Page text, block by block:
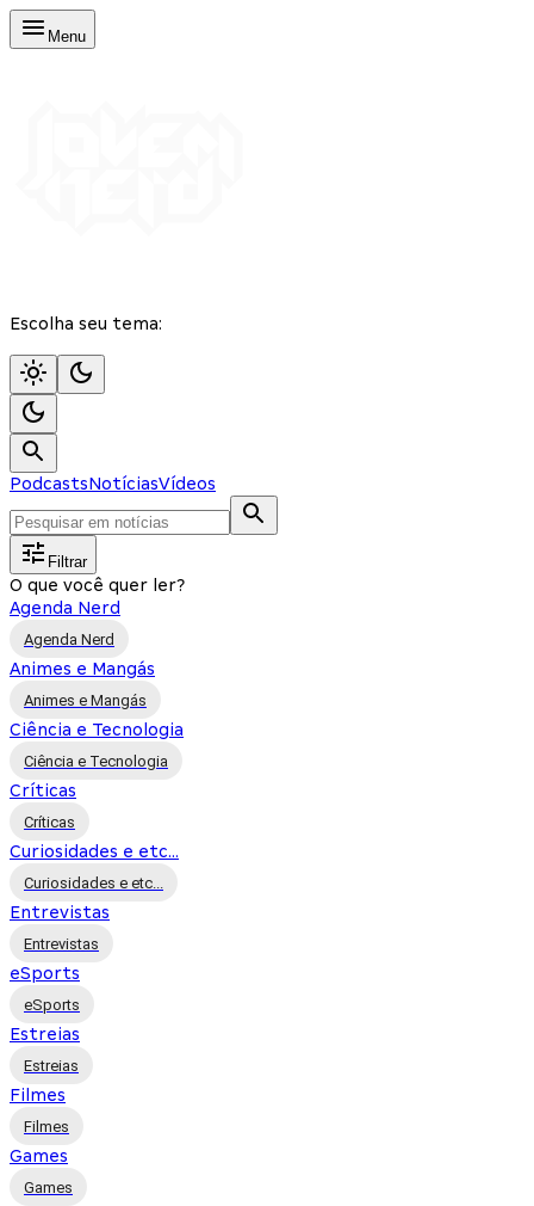
Menu
Escolha seu tema:
PodcastsNotíciasVídeos
Filtrar
O que você quer ler?
Agenda Nerd
Agenda Nerd
Animes e Mangás
Animes e Mangás
Ciência e Tecnologia
Ciência e Tecnologia
Críticas
Críticas
Curiosidades e etc...
Curiosidades e etc...
Entrevistas
Entrevistas
eSports
eSports
Estreias
Estreias
Filmes
Filmes
Games
Games